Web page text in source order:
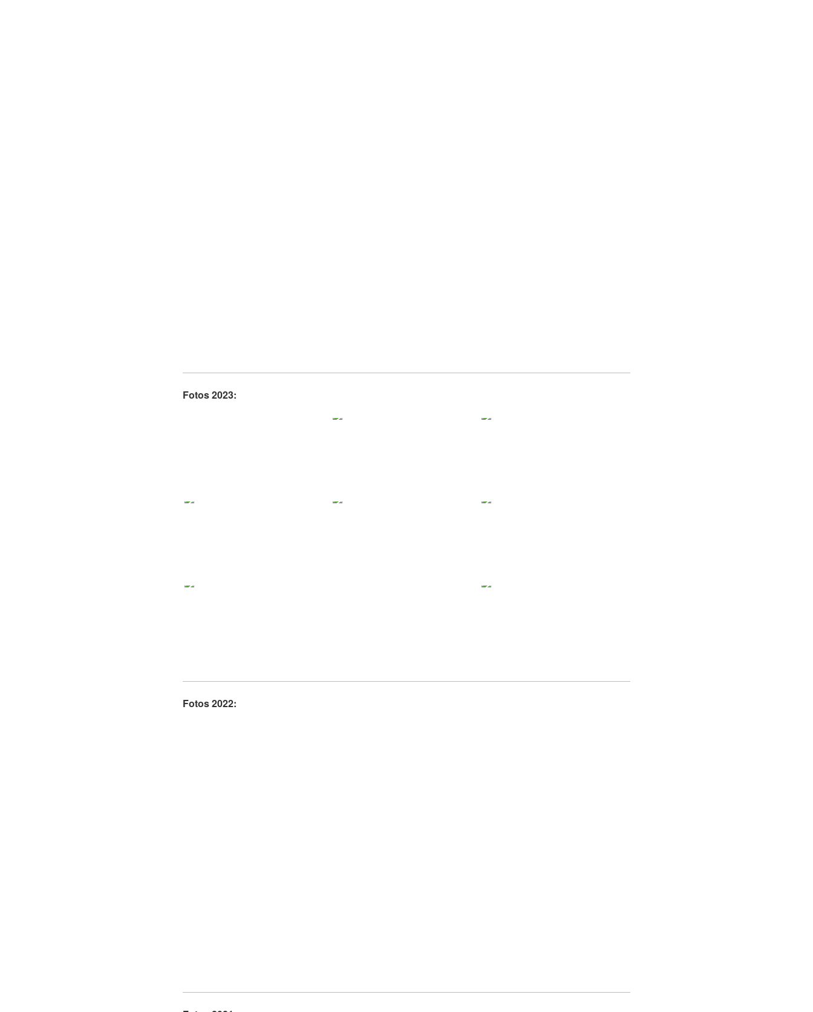
Fotos 2023:
Fotos 2022: